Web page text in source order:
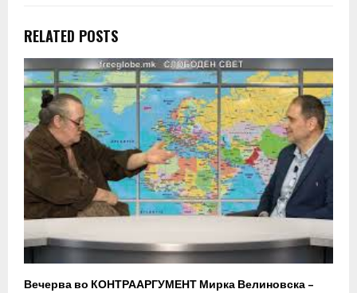
RELATED POSTS
Вечерва во КОНТРААРГУМЕНТ Мирка Велиновска –